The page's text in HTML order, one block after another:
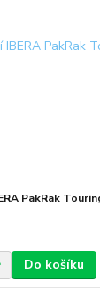
PakRak
Do košíku